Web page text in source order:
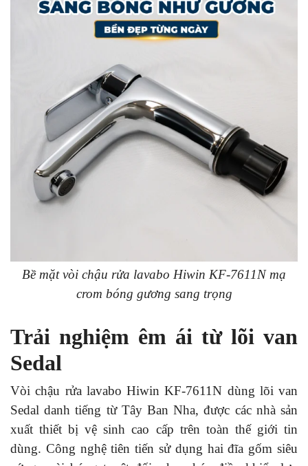
Bề mặt vòi chậu rửa lavabo Hiwin KF-7611N mạ
crom bóng gương sang trọng
Trải nghiệm êm ái từ lõi van
Sedal
Vòi chậu rửa lavabo Hiwin KF-7611N dùng lõi van
Sedal danh tiếng từ Tây Ban Nha, được các nhà sản
xuất thiết bị vệ sinh cao cấp trên toàn thế giới tin
dùng. Công nghệ tiên tiến sử dụng hai đĩa gốm siêu